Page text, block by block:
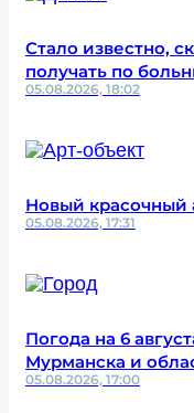
Стало известно,
получать по
05.08.2026, 18:02
Новый красочный
05.08.2026, 17:31
Погода на 6
Мурманска и
05.08.2026, 17:00